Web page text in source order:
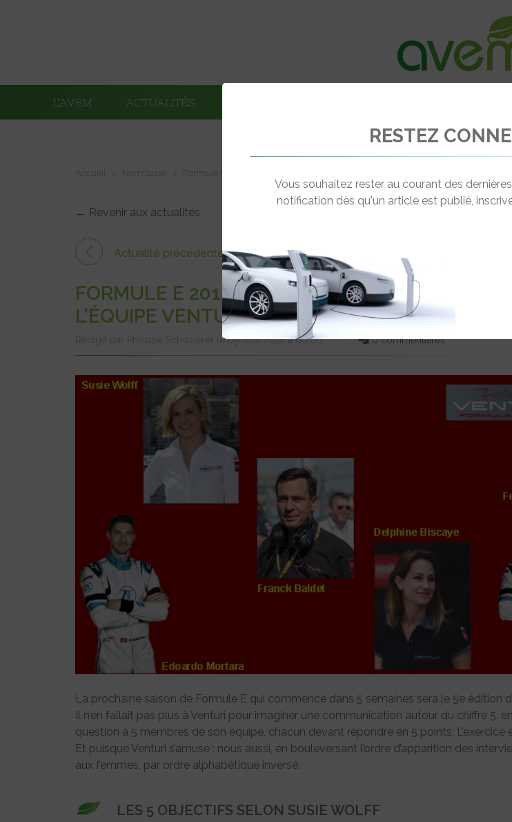
L’AVEM ACTUALITÉS
← Revenir aux actualités
Actualité précédente
FORMULE E 2018-2019. QUESTIONS À 5
L’ÉQUIPE VENTURI
Rédigé par Philippe Schwoerer le 09 Nov 2018 à 00:00 0 commentaires
La prochaine saison de Formule E qui commence dans 5 semaines sera le 5e édition
Il n’en fallait pas plus à Venturi pour imaginer une communication autour du chiffre 5,
question à 5 membres de son équipe, chacun devant répondre en 5 points. L’exercice
Et puisque Venturi s’amuse : nous aussi, en bouleversant l’ordre d’apparition des
aux femmes, par ordre alphabétique inversé.
LES 5 OBJECTIFS SELON SUSIE WOLFF
RESTEZ
Vous souhaitez rester au courant des
notification dès qu'un article est publié,